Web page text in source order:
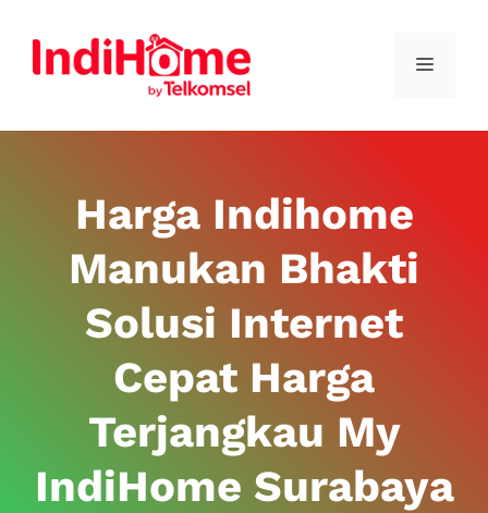
Harga Indihome
Manukan Bhakti
Solusi Internet
Cepat Harga
Terjangkau My
IndiHome Surabaya